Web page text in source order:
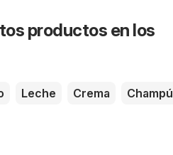
productos en los
Leche Crema
Champú